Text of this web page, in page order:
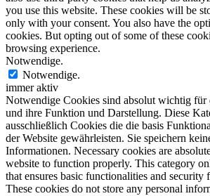
you use this website. These cookies will be
only with your consent. You also have the
cookies. But opting out of some of these
browsing experience.
Notwendige.
Notwendige.
immer aktiv
Notwendige Cookies sind absolut wichtig für
und ihre Funktion und Darstellung. Diese
ausschließlich Cookies die die basis
der Website gewährleisten. Sie speichern
Informationen. Necessary cookies are
website to function properly. This category
that ensures basic functionalities and security
These cookies do not store any personal